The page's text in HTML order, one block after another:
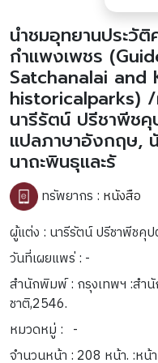
นำชมอุทยานประวั
กำแพงเพชร
Satchanalai and
historicalparks) /
นารีรัตน์ ปรีชาพีช
แปลภาษาอังกฤษ,
นาถะพินธุและรั
ทรัพยากร : หนังสือ
ผู้แต่ง : นารีรัตน์ ปรีชาพีชคุป
วันที่เผยแพร่ : -
สำนักพิมพ์ : กรุงเทพฯ :ส
ชาติ,2546.
หมวดหมู่ : -
จำนวนหน้า : 208 หน้า. :หน้า